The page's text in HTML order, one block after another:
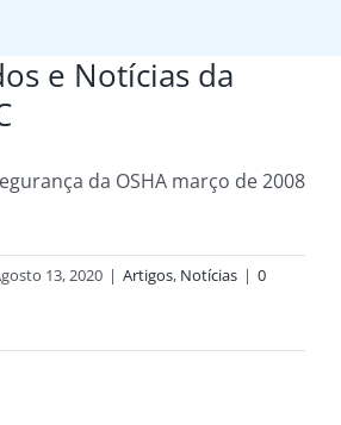
e Notícias da
da OSHA março de 2008
13, 2020 | Artigos, Notícias | 0